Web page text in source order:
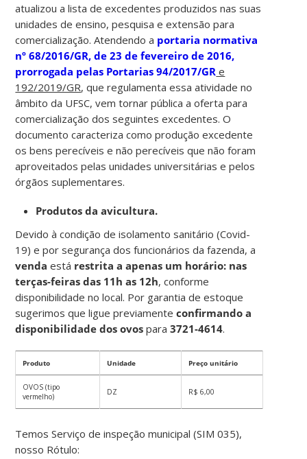
atualizou a lista de excedentes produzidos nas suas
unidades de ensino, pesquisa e extensão para
comercialização. Atendendo a portaria normativa
nº 68/2016/GR, de 23 de fevereiro de 2016,
prorrogada pelas Portarias 94/2017/GR e
192/2019/GR, que regulamenta essa atividade no
âmbito da UFSC, vem tornar pública a oferta para
comercialização dos seguintes excedentes. O
documento caracteriza como produção excedente
os bens perecíveis e não perecíveis que não foram
aproveitados pelas unidades universitárias e pelos
órgãos suplementares.
Produtos da avicultura.
Devido à condição de isolamento sanitário (Covid-
19) e por segurança dos funcionários da fazenda, a
venda está restrita a apenas um horário: nas
terças-feiras das 11h as 12h, conforme
disponibilidade no local. Por garantia de estoque
sugerimos que ligue previamente confirmando a
disponibilidade dos ovos para 3721-4614.
Produto Unidade Preço unitário
OVOS (tipo
vermelho)
DZ R$ 6,00
Temos Serviço de inspeção municipal (SIM 035),
nosso Rótulo: